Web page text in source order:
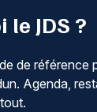
le JDS ?
de référence
Agenda,